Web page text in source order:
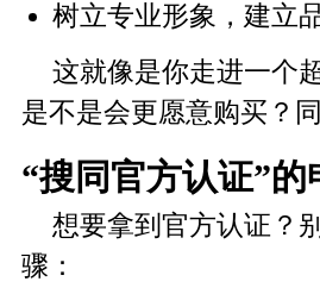
树立专业形象，建立
这就像是你走进一个
是不是会更愿意购买？
“搜同官方认证”的
想要拿到官方认证？
骤：